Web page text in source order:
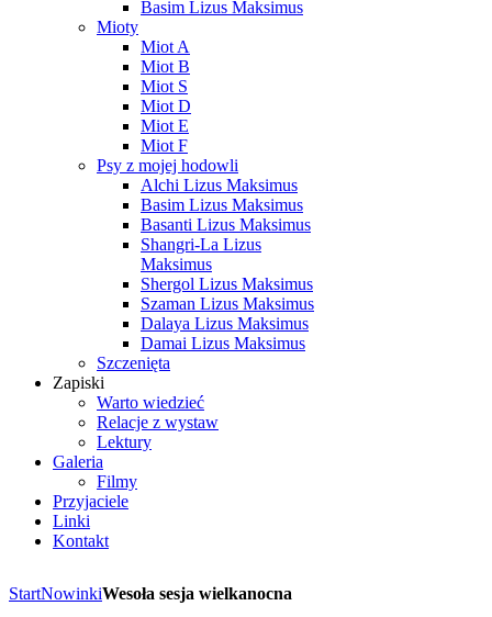
Basim Lizus Maksimus
Mioty
Miot A
Miot B
Miot S
Miot D
Miot E
Miot F
Psy z mojej hodowli
Alchi Lizus Maksimus
Basim Lizus Maksimus
Basanti Lizus Maksimus
Shangri-La Lizus
Maksimus
Shergol Lizus Maksimus
Szaman Lizus Maksimus
Dalaya Lizus Maksimus
Damai Lizus Maksimus
Szczenięta
Zapiski
Warto wiedzieć
Relacje z wystaw
Lektury
Galeria
Filmy
Przyjaciele
Linki
Kontakt
StartNowinkiWesoła sesja wielkanocna